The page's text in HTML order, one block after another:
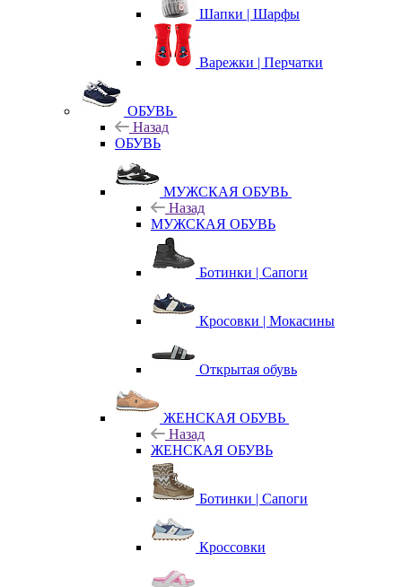
Шапки | Шарфы
Варежки | Перчатки
ОБУВЬ
Назад
ОБУВЬ
МУЖСКАЯ ОБУВЬ
Назад
МУЖСКАЯ ОБУВЬ
Ботинки | Сапоги
Кросовки | Мокасины
Открытая обувь
ЖЕНСКАЯ ОБУВЬ
Назад
ЖЕНСКАЯ ОБУВЬ
Ботинки | Сапоги
Кроссовки